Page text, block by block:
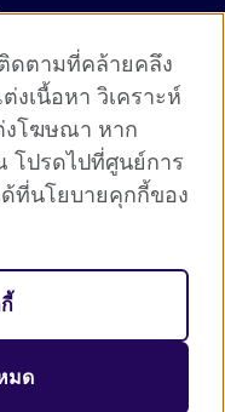
organisation for
opportunities.
ดตามที่คล้ายคลึง
งเนื้อหา วิเคราะห์
งโฆษณา หาก
โปรดไปที่ศูนย์การ
ด้ที่นโยบายคุกกี้ของ
มด